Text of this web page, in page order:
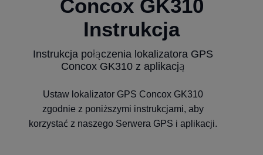
Concox GK310
Instrukcja
Instrukcja połączenia lokalizatora GPS
Concox GK310 z aplikacją
Ustaw lokalizator GPS Concox GK310
zgodnie z poniższymi instrukcjami, aby
korzystać z naszego Serwera GPS i aplikacji.